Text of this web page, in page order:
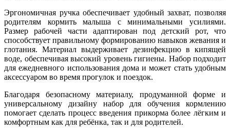
Эргономичная ручка обеспечивает удобный захват, позволяя
родителям кормить малыша с минимальными усилиями.
Размер рабочей части адаптирован под детский рот, что
способствует правильному формированию навыков жевания и
глотания. Материал выдерживает дезинфекцию в кипящей
воде, обеспечивая высокий уровень гигиены. Набор подходит
для ежедневного использования дома и может стать удобным
аксессуаром во время прогулок и поездок.
Благодаря безопасному материалу, продуманной форме и
универсальному дизайну набор для обучения кормлению
помогает сделать процесс введения прикорма более лёгким и
комфортным как для ребёнка, так и для родителей.